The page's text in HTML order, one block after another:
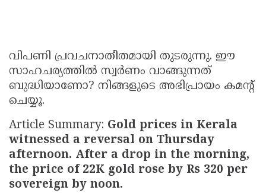
വിപണി പ്രവചനാതീതമായി തുടരുന്നു. ഈ
സാഹചര്യത്തിൽ സ്വർണം വാങ്ങുന്നത്
ബുദ്ധിയാണോ? നിങ്ങളുടെ അഭിപ്രായം കമന്റ്
ചെയ്യൂ.
Article Summary: Gold prices in Kerala
witnessed a reversal on Thursday
afternoon. After a drop in the morning,
the price of 22K gold rose by Rs 320 per
sovereign by noon.